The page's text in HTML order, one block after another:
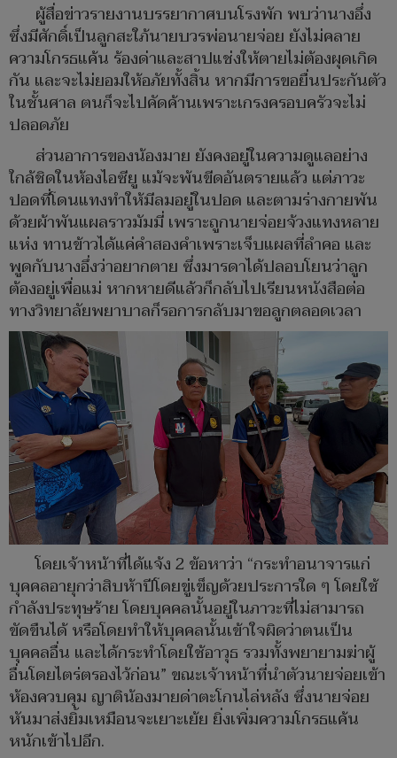
ผู้สื่อข่าวรายงานบรรยากาศบนโรงพัก พบว่านางอึ่ง
ซึ่งมีศักดิ์เป็นลูกสะใภ้นายบวรพ่อนายจ่อย ยังไม่คลาย
ความโกรธแค้น ร้องด่าและสาปแช่งให้ตายไม่ต้องผุดเกิด
กัน และจะไม่ยอมให้อภัยทั้งสิ้น หากมีการขอยื่นประกันตัว
ในชั้นศาล ตนก็จะไปคัดค้านเพราะเกรงครอบครัวจะไม่
ปลอดภัย
ส่วนอาการของน้องมาย ยังคงอยู่ในความดูแลอย่าง
ใกล้ชิดในห้องไอซียู แม้จะพ้นขีดอันตรายแล้ว แต่ภาวะ
ปอดที่โดนแทงทำให้มีลมอยู่ในปอด และตามร่างกายพัน
ด้วยผ้าพันแผลราวมัมมี่ เพราะถูกนายจ่อยจ้วงแทงหลาย
แห่ง ทานข้าวได้แค่คำสองคำเพราะเจ็บแผลที่ลำคอ และ
พูดกับนางอึ่งว่าอยากตาย ซึ่งมารดาได้ปลอบโยนว่าลูก
ต้องอยู่เพื่อแม่ หากหายดีแล้วก็กลับไปเรียนหนังสือต่อ
ทางวิทยาลัยพยาบาลก็รอการกลับมาขอลูกตลอดเวลา
โดยเจ้าหน้าที่ได้แจ้ง 2 ข้อหาว่า “กระทำอนาจารแก่
บุคคลอายุกว่าสิบห้าปีโดยขู่เข็ญด้วยประการใด ๆ โดยใช้
กำลังประทุษร้าย โดยบุคคลนั้นอยู่ในภาวะที่ไม่สามารถ
ขัดขืนได้ หรือโดยทำให้บุคคลนั้นเข้าใจผิดว่าตนเป็น
บุคคลอื่น และได้กระทำโดยใช้อาวุธ รวมทั้งพยายามฆ่าผู้
อื่นโดยไตร่ตรองไว้ก่อน” ขณะเจ้าหน้าที่นำตัวนายจ่อยเข้า
ห้องควบคุม ญาติน้องมายด่าตะโกนไล่หลัง ซึ่งนายจ่อย
หันมาส่งยิ้มเหมือนจะเยาะเย้ย ยิ่งเพิ่มความโกรธแค้น
หนักเข้าไปอีก.